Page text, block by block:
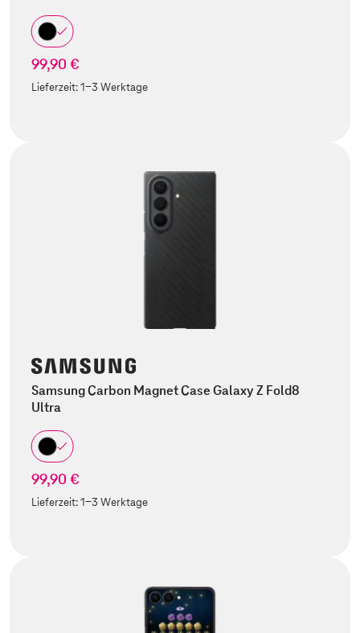
99,90 €
Lieferzeit:1-3 Werktage
Samsung Carbon Magnet Case Galaxy Z Fold8
Ultra
99,90 €
Lieferzeit:1-3 Werktage